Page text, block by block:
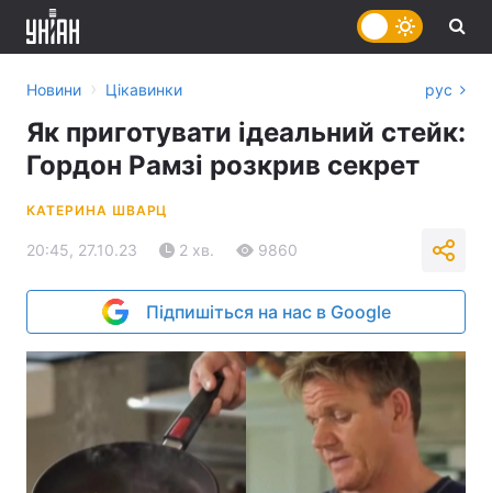
Новини › Цікавинки рус
Як приготувати ідеальний стейк:
Гордон Рамзі розкрив секрет
КАТЕРИНА ШВАРЦ
20:45, 27.10.23 2 хв. 9860
Підпишіться на нас в Google